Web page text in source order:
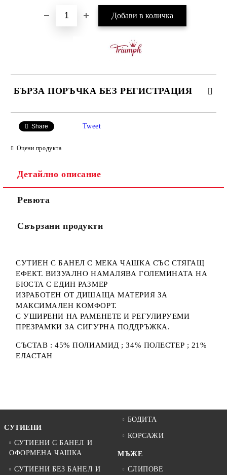
БЪРЗА ПОРЪЧКА БЕЗ РЕГИСТРАЦИЯ
Share Tweet
Оцени продукта
Детайлно описание
Ревюта
Свързани продукти
СУТИЕН С БАНЕЛ С МЕКА ЧАШКА СЪС СТЯГАЩ
ЕФЕКТ. ВИЗУАЛНО НАМАЛЯВА ГОЛЕМИНАТА НА
БЮСТА С ЕДИН РАЗМЕР
ИЗРАБОТЕН ОТ ДИШАЩА МАТЕРИЯ ЗА
МАКСИМАЛЕН КОМФОРТ.
С УШИРЕНИ НА РАМЕНЕТЕ И РЕГУЛИРУЕМИ
ПРЕЗРАМКИ ЗА СИГУРНА ПОДДРЪЖКА.
СЪСТАВ : 45% ПОЛИАМИД ; 34% ПОЛЕСТЕР ; 21%
ЕЛАСТАН
СУТИЕНИ
СУТИЕНИ С БАНЕЛ И
ОФОРМЕНА ЧАШКА
СУТИЕНИ БЕЗ БАНЕЛ И
БОДИТА
КОРСАЖИ
МЪЖЕ
СЛИПОВЕ